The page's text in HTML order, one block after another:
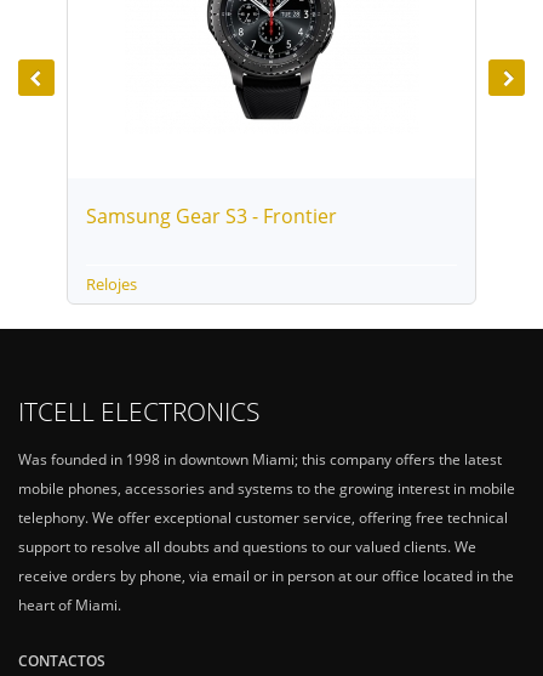
Samsung Gear S3 - Frontier
Relojes
ITCELL ELECTRONICS
Was founded in 1998 in downtown Miami; this company offers the latest
mobile phones, accessories and systems to the growing interest in mobile
telephony. We offer exceptional customer service, offering free technical
support to resolve all doubts and questions to our valued clients. We
receive orders by phone, via email or in person at our office located in the
heart of Miami.
CONTACTOS